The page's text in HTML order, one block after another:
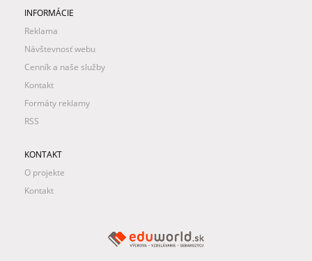
INFORMÁCIE
Reklama
Návštevnosť webu
Cenník a naše služby
Kontakt
Formáty reklamy
RSS
KONTAKT
O projekte
Kontakt